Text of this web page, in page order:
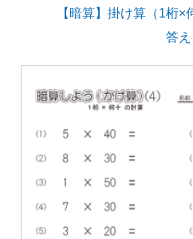
【暗算】掛け算（1桁×
答え